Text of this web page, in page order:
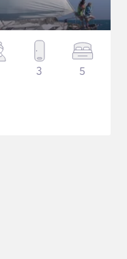
3 5